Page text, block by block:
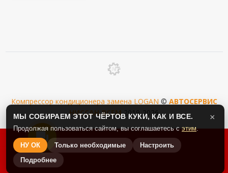
Компрессор кондиционера замена LOGAN © АВТОСЕРВИС
НИССАН-ВСЕМ2019-2026
МЫ СОБИРАЕМ ЭТОТ ЧЁРТОВ КУКИ, КАК И ВСЕ.
Продолжая пользоваться сайтом, вы соглашаетесь сэтим.
НУ ОК Только необходимые
Настроить
Подробнее
×